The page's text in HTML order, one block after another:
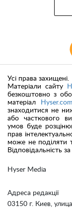
Hyser Media
Адреса редакції
03150 г. Киев, улица
Усі права захищені.
Матеріали сайту
безкоштовно з
матеріал
знаходитися не
або часткового
умов буде
прав
може не поділяти
Відповідальність